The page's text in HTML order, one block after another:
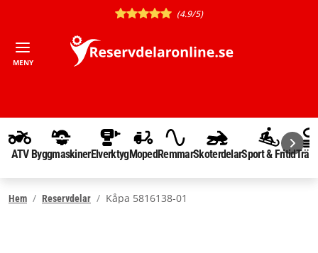
(4.9/5)
MENY
ATV ByggmaskinerElverktygMopedRemmarSkoterdelarSport & Fritid
Hem Reservdelar Kåpa 5816138-01